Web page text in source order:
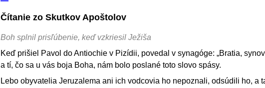
Čítanie zo Skutkov Apoštolov
Boh splnil prisľúbenie, keď vzkriesil Ježiša
Keď prišiel Pavol do Antiochie v Pizídii, povedal v synagóge: „Bratia,
a tí, čo sa u vás boja Boha, nám bolo poslané toto slovo spásy.
Lebo obyvatelia Jeruzalema ani ich vodcovia ho nepoznali, odsúdili ho, a